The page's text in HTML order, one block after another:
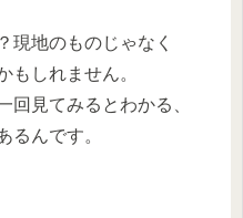
現地のものじゃなく
もしれません。
回見てみるとわかる、
るんです。